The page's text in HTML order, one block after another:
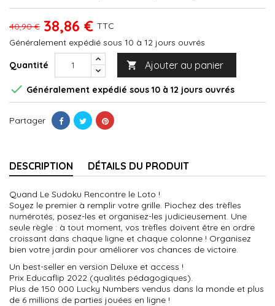
40,90 € 38,86 € TTC
Généralement expédié sous 10 à 12 jours ouvrés
Quantité  Ajouter au panier
 Généralement expédié sous 10 à 12 jours ouvrés
Partager
DESCRIPTION DÉTAILS DU PRODUIT
Quand Le Sudoku Rencontre le Loto !
Soyez le premier à remplir votre grille. Piochez des trèfles
numérotés, posez-les et organisez-les judicieusement. Une
seule règle : à tout moment, vos trèfles doivent être en ordre
croissant dans chaque ligne et chaque colonne ! Organisez
bien votre jardin pour améliorer vos chances de victoire.
Un best-seller en version Deluxe et access !
Prix Educaflip 2022 (qualités pédagogiques).
Plus de 150 000 Lucky Numbers vendus dans la monde et plus
de 6 millions de parties jouées en ligne !